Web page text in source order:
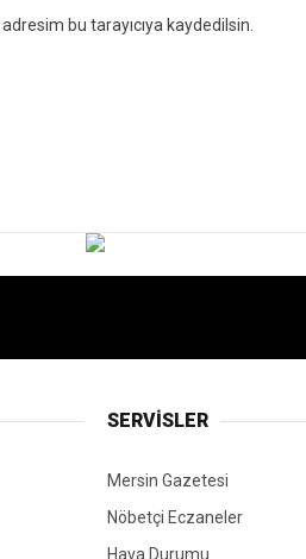
bu tarayıcıya kaydedilsin.
SERVİSLER
Mersin Gazetesi
Nöbetçi Eczaneler
Hava Durumu